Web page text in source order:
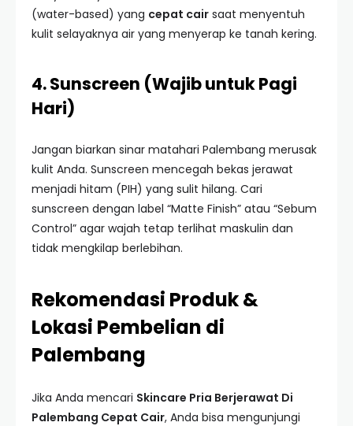
(water-based) yang cepat cair saat menyentuh
kulit selayaknya air yang menyerap ke tanah kering.
4. Sunscreen (Wajib untuk Pagi
Hari)
Jangan biarkan sinar matahari Palembang merusak
kulit Anda. Sunscreen mencegah bekas jerawat
menjadi hitam (PIH) yang sulit hilang. Cari
sunscreen dengan label “Matte Finish” atau “Sebum
Control” agar wajah tetap terlihat maskulin dan
tidak mengkilap berlebihan.
Rekomendasi Produk &
Lokasi Pembelian di
Palembang
Jika Anda mencari Skincare Pria Berjerawat Di
Palembang Cepat Cair, Anda bisa mengunjungi